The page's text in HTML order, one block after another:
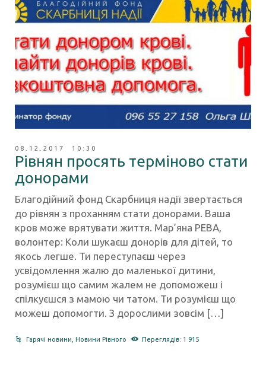
08.12.2017 10:30
Рівнян просять терміново стати
донорами
Благодійний фонд Скарбниця надії звертається
до рівнян з проханням стати донорами. Ваша
кров може врятувати життя. Мар’яна РЕВА,
волонтер: Коли шукаєш донорів для дітей, то
якось легше. Ти переступаєш через
усвідомлення жалю до маленької дитини,
розумієш що самим жалем не допоможеш і
спілкуєшся з мамою чи татом. Ти розумієш що
можеш допомогти. З дорослими зовсім […]
Гарячі новини ,Новини Рівного Переглядів: 1 915